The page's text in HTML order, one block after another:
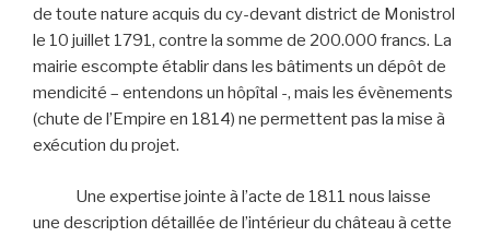
de toute nature acquis du cy-devant district de Monistrol
le 10 juillet 1791, contre la somme de 200.000 francs. La
mairie escompte établir dans les bâtiments un dépôt de
mendicité – entendons un hôpîtal -, mais les évènements
(chute de l’Empire en 1814) ne permettent pas la mise à
exécution du projet.
Une expertise jointe à l’acte de 1811 nous laisse
une description détaillée de l’intérieur du château à cette